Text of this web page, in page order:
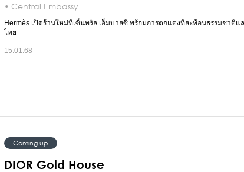
• Central Embassy
Hermès เปิดร้านใหม่ที่เซ็นทรัล เอ็มบาสซี พร้อมการตกแต่งที่สะท้อนธรรมชาติแ
ไทย
15.01.68
Coming up
DIOR Gold House